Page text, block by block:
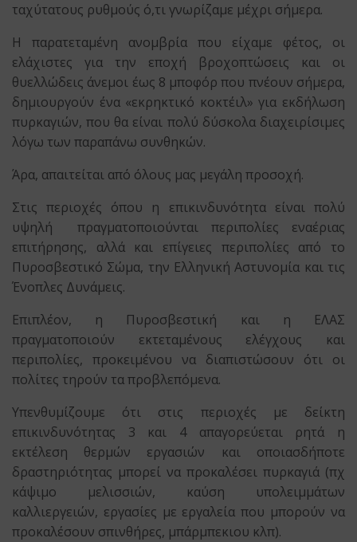
ταχύτατους ρυθμούς ό,τι γνωρίζαμε μέχρι σήμερα.
Η παρατεταμένη ανομβρία που είχαμε φέτος, οι
ελάχιστες για την εποχή βροχοπτώσεις και οι
θυελλώδεις άνεμοι έως 8 μποφόρ που πνέουν σήμερα,
δημιουργούν ένα «εκρηκτικό κοκτέιλ» για εκδήλωση
πυρκαγιών, που θα είναι πολύ δύσκολα διαχειρίσιμες
λόγω των παραπάνω συνθηκών.
Άρα, απαιτείται από όλους μας μεγάλη προσοχή.
Στις περιοχές όπου η επικινδυνότητα είναι πολύ
υψηλή πραγματοποιούνται περιπολίες εναέριας
επιτήρησης, αλλά και επίγειες περιπολίες από το
Πυροσβεστικό Σώμα, την Ελληνική Αστυνομία και τις
Ένοπλες Δυνάμεις.
Επιπλέον, η Πυροσβεστική και η ΕΛΑΣ
πραγματοποιούν εκτεταμένους ελέγχους και
περιπολίες, προκειμένου να διαπιστώσουν ότι οι
πολίτες τηρούν τα προβλεπόμενα.
Υπενθυμίζουμε ότι στις περιοχές με δείκτη
επικινδυνότητας 3 και 4 απαγορεύεται ρητά η
εκτέλεση θερμών εργασιών και οποιασδήποτε
δραστηριότητας μπορεί να προκαλέσει πυρκαγιά (πχ
κάψιμο μελισσιών, καύση υπολειμμάτων
καλλιεργειών, εργασίες με εργαλεία που μπορούν να
προκαλέσουν σπινθήρες, μπάρμπεκιου κλπ).